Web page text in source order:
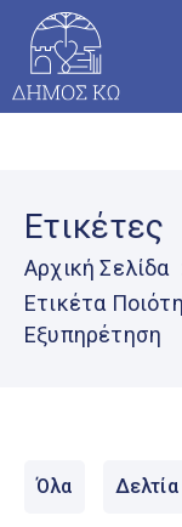
Δήμος
Το
Νησί
Εθελοντών
Ετικέτες
Αρχική Σελίδα
Ετικέτα
Εξυπηρέτηση
Όλα